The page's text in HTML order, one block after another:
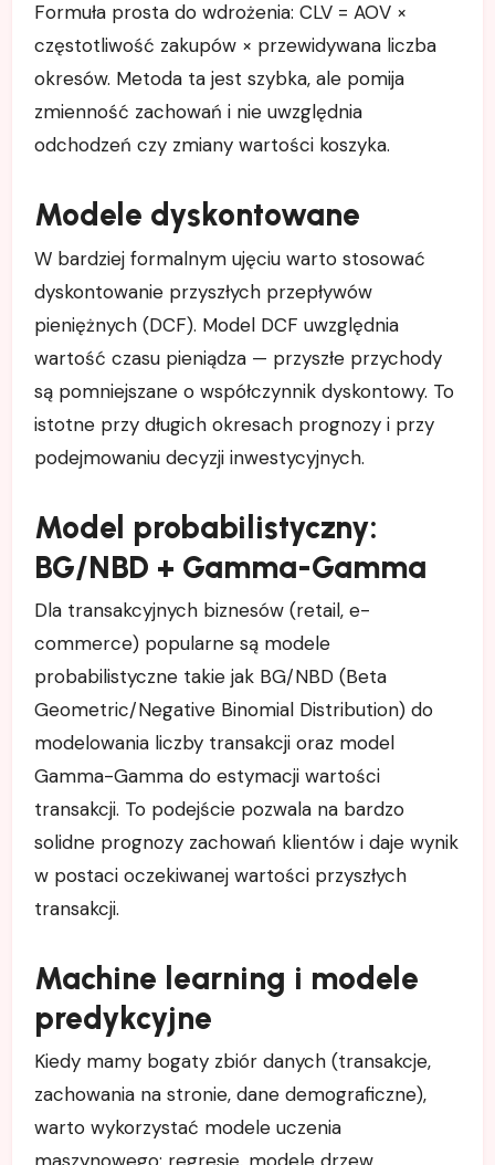
Formuła prosta do wdrożenia: CLV = AOV ×
częstotliwość zakupów × przewidywana liczba
okresów. Metoda ta jest szybka, ale pomija
zmienność zachowań i nie uwzględnia
odchodzeń czy zmiany wartości koszyka.
Modele dyskontowane
W bardziej formalnym ujęciu warto stosować
dyskontowanie przyszłych przepływów
pieniężnych (DCF). Model DCF uwzględnia
wartość czasu pieniądza — przyszłe przychody
są pomniejszane o współczynnik dyskontowy. To
istotne przy długich okresach prognozy i przy
podejmowaniu decyzji inwestycyjnych.
Model probabilistyczny:
BG/NBD + Gamma-Gamma
Dla transakcyjnych biznesów (retail, e-
commerce) popularne są modele
probabilistyczne takie jak BG/NBD (Beta
Geometric/Negative Binomial Distribution) do
modelowania liczby transakcji oraz model
Gamma-Gamma do estymacji wartości
transakcji. To podejście pozwala na bardzo
solidne prognozy zachowań klientów i daje wynik
w postaci oczekiwanej wartości przyszłych
transakcji.
Machine learning i modele
predykcyjne
Kiedy mamy bogaty zbiór danych (transakcje,
zachowania na stronie, dane demograficzne),
warto wykorzystać modele uczenia